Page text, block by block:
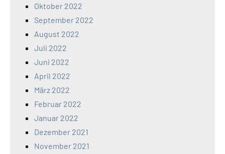
Oktober 2022
September 2022
August 2022
Juli 2022
Juni 2022
April 2022
März 2022
Februar 2022
Januar 2022
Dezember 2021
November 2021